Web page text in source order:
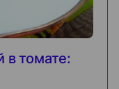
в томате: